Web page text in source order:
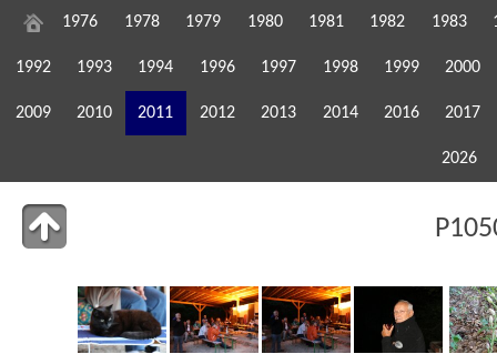
1976 1978 1979 1980 1981 1982 1983
1992 1993 1994 1996 1997 1998 1999 2000
2009 2010 2011 2012 2013 2014 2016 2017
2026